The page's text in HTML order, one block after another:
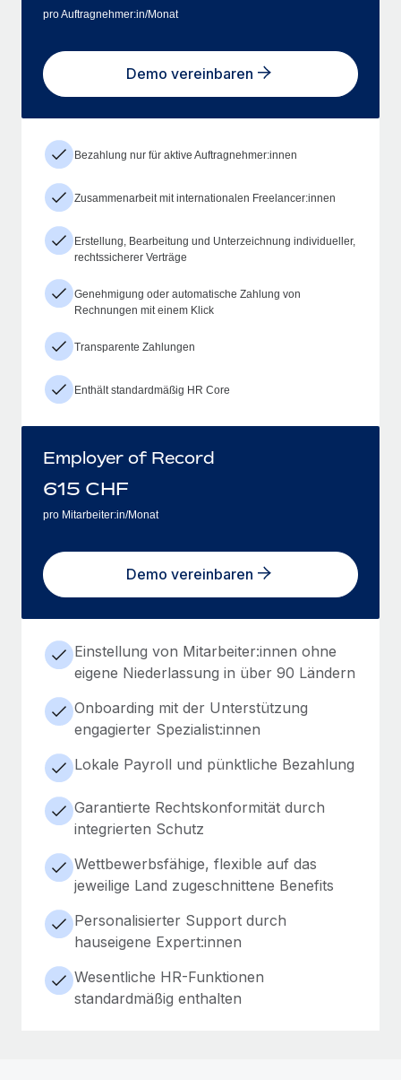
pro Auftragnehmer:in/Monat
Demo vereinbaren
Bezahlung nur für aktive Auftragnehmer:innen
Zusammenarbeit mit internationalen Freelancer:innen
Erstellung, Bearbeitung und Unterzeichnung individueller,
rechtssicherer Verträge
Genehmigung oder automatische Zahlung von
Rechnungen mit einem Klick
Transparente Zahlungen
Enthält standardmäßig HR Core
Employer of Record
615 CHF
pro Mitarbeiter:in/Monat
Demo vereinbaren
Einstellung von Mitarbeiter:innen ohne
eigene Niederlassung in über 90 Ländern
Onboarding mit der Unterstützung
engagierter Spezialist:innen
Lokale Payroll und pünktliche Bezahlung
Garantierte Rechtskonformität durch
integrierten Schutz
Wettbewerbsfähige, flexible auf das
jeweilige Land zugeschnittene Benefits
Personalisierter Support durch
hauseigene Expert:innen
Wesentliche HR-Funktionen
standardmäßig enthalten